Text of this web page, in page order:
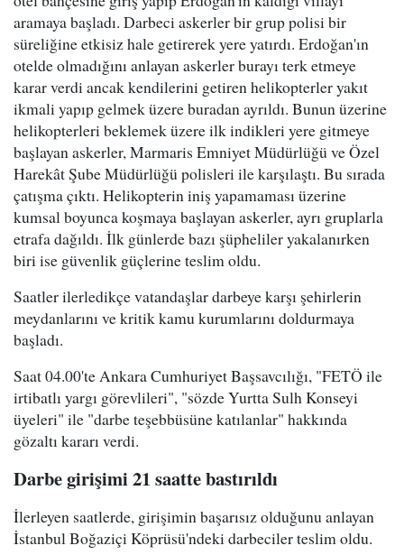
aramaya başladı. Darbeci askerler bir grup polisi bir
süreliğine etkisiz hale getirerek yere yatırdı. Erdoğan'ın
otelde olmadığını anlayan askerler burayı terk etmeye
karar verdi ancak kendilerini getiren helikopterler yakıt
ikmali yapıp gelmek üzere buradan ayrıldı. Bunun üzerine
helikopterleri beklemek üzere ilk indikleri yere gitmeye
başlayan askerler, Marmaris Emniyet Müdürlüğü ve Özel
Harekât Şube Müdürlüğü polisleri ile karşılaştı. Bu sırada
çatışma çıktı. Helikopterin iniş yapamaması üzerine
kumsal boyunca koşmaya başlayan askerler, ayrı gruplarla
etrafa dağıldı. İlk günlerde bazı şüpheliler yakalanırken
biri ise güvenlik güçlerine teslim oldu.
Saatler ilerledikçe vatandaşlar darbeye karşı şehirlerin
meydanlarını ve kritik kamu kurumlarını doldurmaya
başladı.
Saat 04.00'te Ankara Cumhuriyet Başsavcılığı, "FETÖ ile
irtibatlı yargı görevlileri", "sözde Yurtta Sulh Konseyi
üyeleri" ile "darbe teşebbüsüne katılanlar" hakkında
gözaltı kararı verdi.
Darbe girişimi 21 saatte bastırıldı
İlerleyen saatlerde, girişimin başarısız olduğunu anlayan
İstanbul Boğaziçi Köprüsü'ndeki darbeciler teslim oldu.